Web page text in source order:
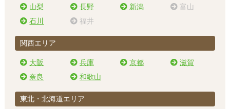
山梨 長野 新潟
富山
石川
福井
関西エリア
大阪 兵庫 京都
滋賀
奈良
和歌山
東北・北海道エリア